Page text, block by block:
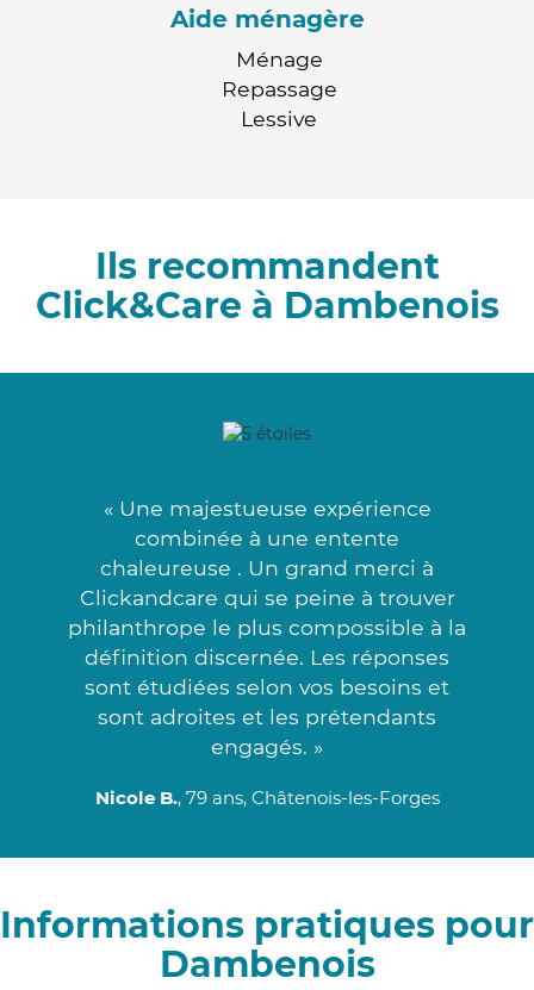
Aide ménagère
Ménage
Repassage
Lessive
Ils recommandent
Click&Care à Dambenois
« Une majestueuse expérience
combinée à une entente
chaleureuse . Un grand merci à
Clickandcare qui se peine à trouver
philanthrope le plus compossible à la
définition discernée. Les réponses
sont étudiées selon vos besoins et
sont adroites et les prétendants
engagés. »
Nicole B., 79 ans, Châtenois-les-Forges
Informations pratiques pour
Dambenois